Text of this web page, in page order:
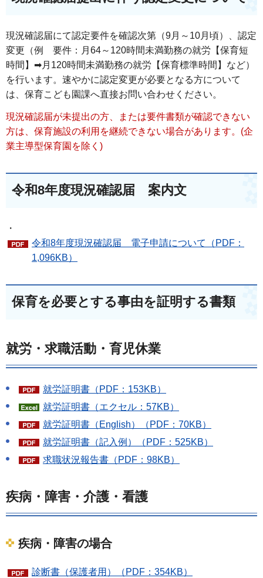
現況確認届にて認定要件を確認次第（9月～10月頃）、認定
変更（例 要件：月64～120時間未満勤務の就労【保育短
時間】➡月120時間未満勤務の就労【保育標準時間】など）
を行います。速やかに認定変更が必要となる方について
は、保育こども園課へ直接お問い合わせください。
現況確認届が未提出の方、または要件書類が確認できない
方は、保育施設の利用を継続できない場合があります。(企
業主導型保育園を除く)
令和8年度現況確認届 案内文
・
令和8年度現況確認届 電子申請について（PDF：
1,096KB）
保育を必要とする事由を証明する書類
就労・求職活動・育児休業
就労証明書（PDF：153KB）
就労証明書（エクセル：57KB）
就労証明書（English）（PDF：70KB）
就労証明書（記入例）（PDF：525KB）
求職状況報告書（PDF：98KB）
疾病・障害・介護・看護
疾病・障害の場合
診断書（保護者用）（PDF：354KB）